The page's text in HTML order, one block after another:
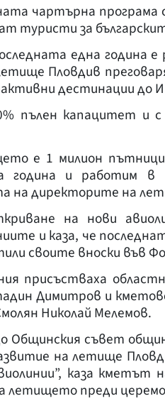
чартърна
туристи за
една година
Пловдив
дестинации до
пълен капацитет и
е 1 милион
година и работим в
на директорите на
на нови
и каза, че
своите вноски във
присъстваха
Димитров и
Николай Мелемов.
Общинския съвет
на летище
каза
летището преди